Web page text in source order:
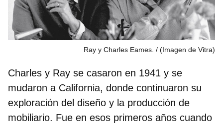
Ray y Charles Eames. (Imagen de Vitra)
Charles y Ray se casaron en 1941 y se
mudaron a California, donde continuaron su
exploración del diseño y la producción de
mobiliario. Fue en esos primeros años cuando